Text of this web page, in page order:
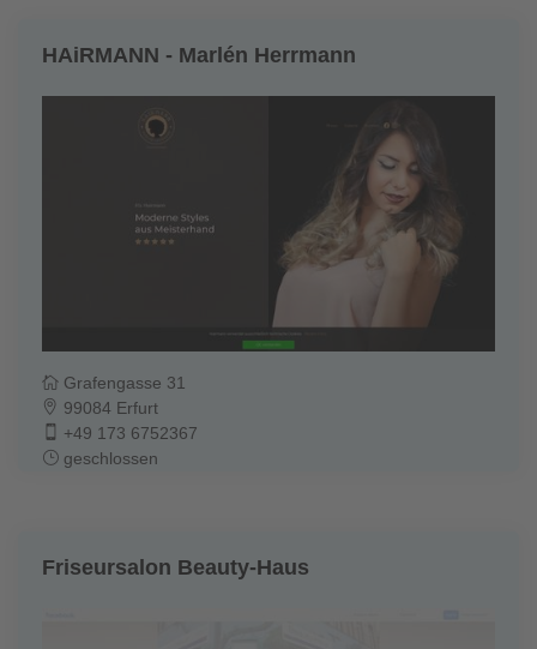
HAiRMANN - Marlén Herrmann
Grafengasse 31
99084 Erfurt
+49 173 6752367
geschlossen
Friseursalon Beauty-Haus